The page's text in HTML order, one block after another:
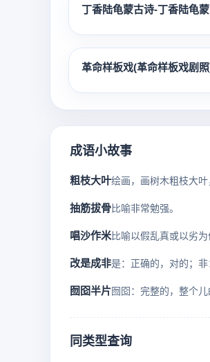
丁香陆龟蒙古诗-丁香陆龟
革命样板戏(革命样板戏剧
成语小故事
粗枝大叶
抽筋拔骨比喻非常勉强。
唱沙作米比喻以假乱真或以劣为
改是成非
囫囵半片
同类型查询